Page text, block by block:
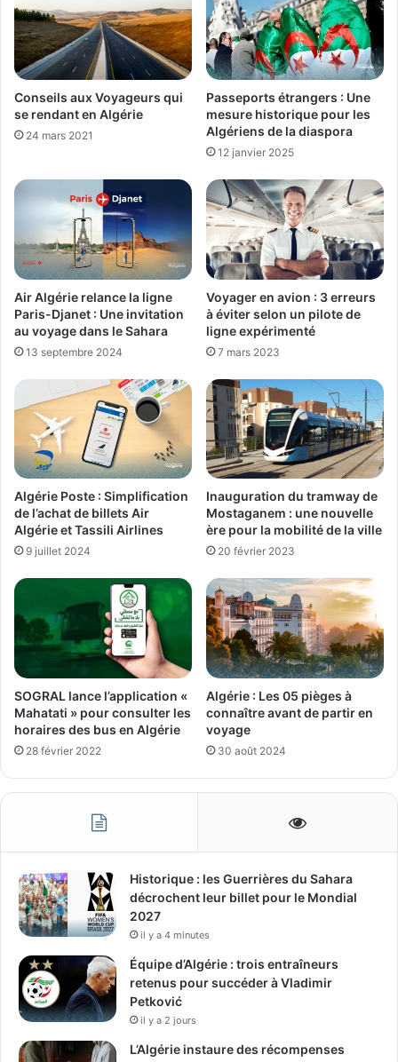
Conseils aux Voyageurs qui
se rendant en Algérie
24 mars 2021
Passeports étrangers : Une
mesure historique pour les
Algériens de la diaspora
12 janvier 2025
Air Algérie relance la ligne
Paris-Djanet : Une invitation
au voyage dans le Sahara
13 septembre 2024
Voyager en avion : 3 erreurs
à éviter selon un pilote de
ligne expérimenté
7 mars 2023
Algérie Poste : Simplification
de l’achat de billets Air
Algérie et Tassili Airlines
9 juillet 2024
Inauguration du tramway de
Mostaganem : une nouvelle
ère pour la mobilité de la ville
20 février 2023
SOGRAL lance l’application «
Mahatati » pour consulter les
horaires des bus en Algérie
28 février 2022
Algérie : Les 05 pièges à
connaître avant de partir en
voyage
30 août 2024
Historique : les Guerrières du Sahara
décrochent leur billet pour le Mondial
2027
il y a 4 minutes
Équipe d’Algérie : trois entraîneurs
retenus pour succéder à Vladimir
Petković
il y a 2 jours
L’Algérie instaure des récompenses